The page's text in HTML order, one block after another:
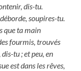
dis-tu.
soupires-tu.
que ta main
fourmis, trouvés
tu ; et peu, en
est dans les rêves,